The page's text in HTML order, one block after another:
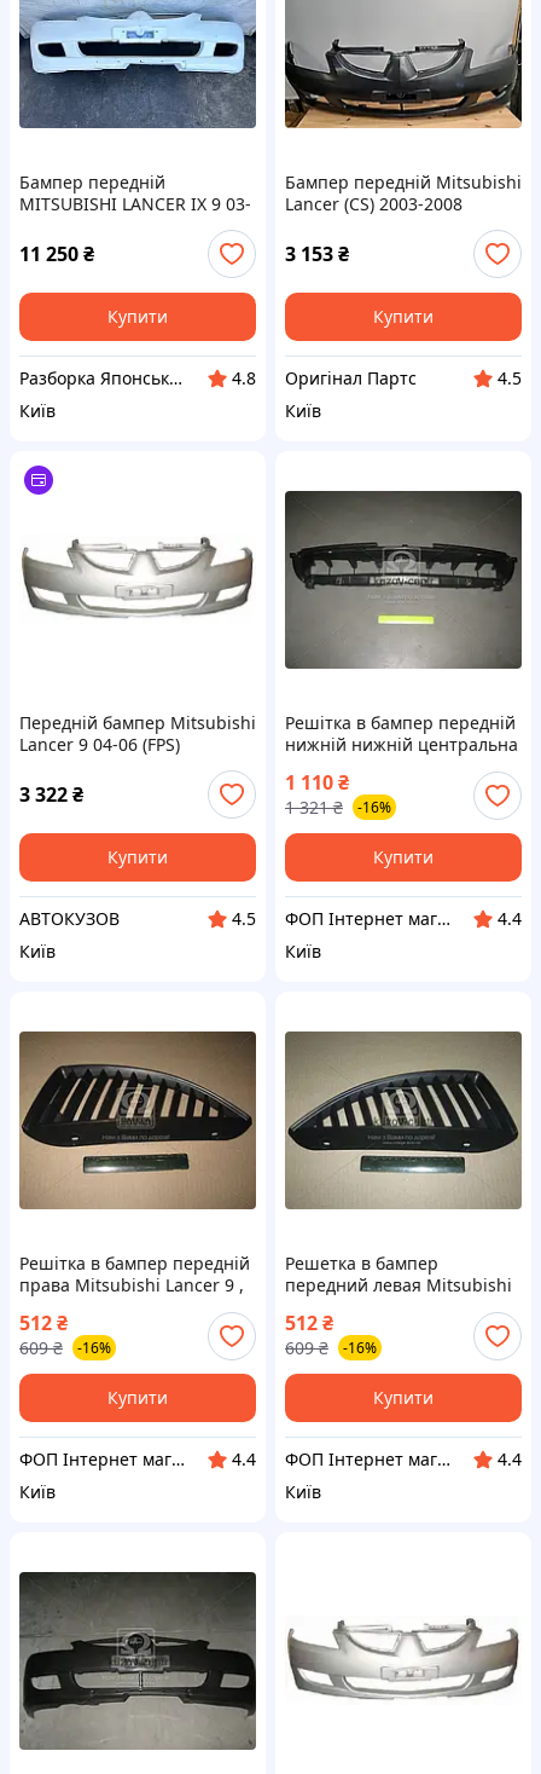
Бампер передній
MITSUBISHI LANCER IX 9 03-
11 250₴
Купити
Разборка Японських Автомобілів Автоджапан "AutoJapan"
4.8
Київ
Бампер передній Mitsubishi
Lancer (CS) 2003-2008
523307
3 153₴
Купити
Оригінал Партс
4.5
Київ
Передній бампер Mitsubishi
Lancer 9 04-06 (FPS)
3 322₴
Купити
АВТОКУЗОВ
4.5
Київ
Решітка в бампер передній
нижній нижній центральна
Mitsubishi Lancer 9, Міцубісі
Лансер 9 (пр.
1 110₴
1 321 ₴ -16%
Купити
ФОП Інтернет магазин Kyzov-plus .
4.4
Київ
Решітка в бампер передній
права Mitsubishi Lancer 9 ,
TEMPEST) 036 0358 910
512₴
609 ₴ -16%
Купити
ФОП Інтернет магазин Kyzov-plus .
4.4
Київ
Решетка в бампер
передний левая Mitsubishi
Lancer 9 , Мицубиси Лансер
9 (пр-во TEMPEST) 036 0358
911
512₴
609 ₴ -16%
Купити
ФОП Інтернет магазин Kyzov-plus .
4.4
Київ